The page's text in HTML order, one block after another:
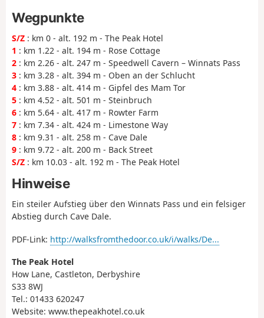
Wegpunkte
S/Z : km 0 - alt. 192 m - The Peak Hotel
1 : km 1.22 - alt. 194 m - Rose Cottage
2 : km 2.26 - alt. 247 m - Speedwell Cavern – Winnats Pass
3 : km 3.28 - alt. 394 m - Oben an der Schlucht
4 : km 3.88 - alt. 414 m - Gipfel des Mam Tor
5 : km 4.52 - alt. 501 m - Steinbruch
6 : km 5.64 - alt. 417 m - Rowter Farm
7 : km 7.34 - alt. 424 m - Limestone Way
8 : km 9.31 - alt. 258 m - Cave Dale
9 : km 9.72 - alt. 200 m - Back Street
S/Z : km 10.03 - alt. 192 m - The Peak Hotel
Hinweise
Ein steiler Aufstieg über den Winnats Pass und ein felsiger
Abstieg durch Cave Dale.
PDF-Link: http://walksfromthedoor.co.uk/i/walks/De...
The Peak Hotel
How Lane, Castleton, Derbyshire
S33 8WJ
Tel.: 01433 620247
Website: www.thepeakhotel.co.uk